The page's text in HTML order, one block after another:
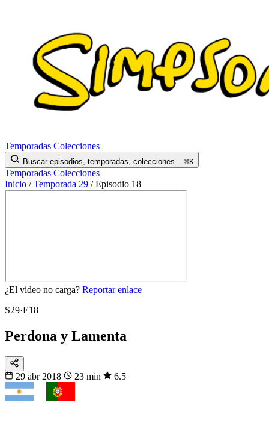
Temporadas Colecciones
Buscar episodios, temporadas, colecciones... ⌘K
Temporadas Colecciones
Inicio / Temporada 29 / Episodio 18
¿El video no carga? Reportar enlace
S29·E18
Perdona y Lamenta
29 abr 2018 23 min 6.5